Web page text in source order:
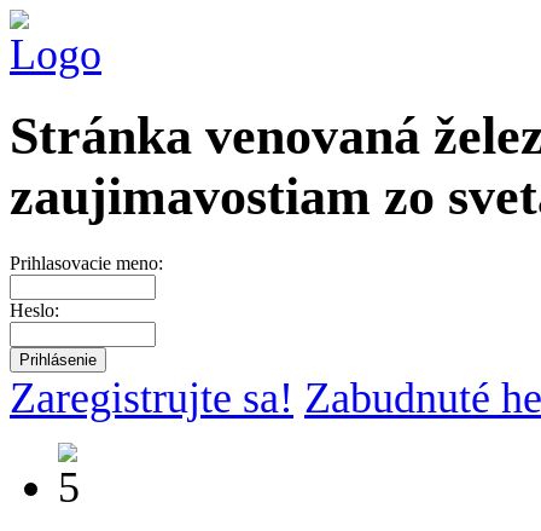
Stránka venovaná
zaujimavostiam zo
Prihlasovacie meno:
Heslo:
Zaregistrujte sa! Zabudnuté